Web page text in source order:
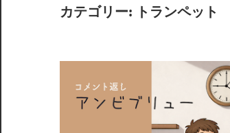
カテゴリー: トランペット